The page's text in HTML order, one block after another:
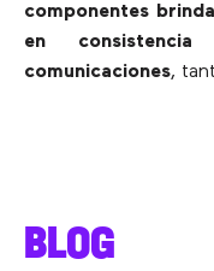
componentes
en
comunicaciones,
BLOG